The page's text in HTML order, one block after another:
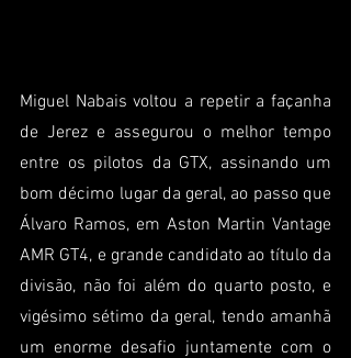
Miguel Nabais voltou a repetir a façanha
de Jerez e assegurou o melhor tempo
entre os pilotos da GTX, assinando um
bom décimo lugar da geral, ao passo que
Álvaro Ramos, em Aston Martin Vantage
AMR GT4, e grande candidato ao título da
divisão, não foi além do quarto posto, e
vigésimo sétimo da geral, tendo amanhã
um enorme desafio juntamente com o